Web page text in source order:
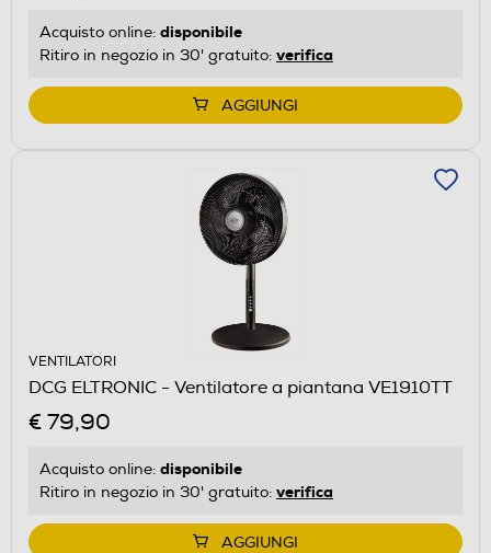
Acquisto online: disponibile
Ritiro in negozio in 30' gratuito: verifica
AGGIUNGI
VENTILATORI
DCG ELTRONIC - Ventilatore a piantana VE1910TT
€ 79,90
Acquisto online: disponibile
Ritiro in negozio in 30' gratuito: verifica
AGGIUNGI